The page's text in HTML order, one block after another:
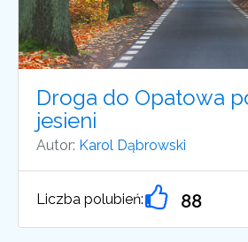
Droga do Opatowa
jesieni
Autor: Karol Dąbrowski
Liczba polubień: 88